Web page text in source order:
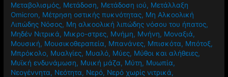
Μεταβολισμός, Μετάδοση, Μετάδοση ιού, Μετάλλαξη
Omicron, Μέτρηση οστικής πυκνότητας, Μη Αλκοολική
Λιπώδης Νόσος, Μη αλκοολική λιπώδης νόσου του ήπατος,
Μηδέν Νιτρικά, Μικρο-στρες, Μνήμη, Μνήνη, Μοναξιά,
Μουσική, Μουσικοθεραπεία, Μπανάνες, Μπισκότα, Μπότοξ,
Μπρόκολο, Μυαλγίες, Μυαλό, Μύες, Μύθοι και αλήθειες,
Μυϊκή ενδυνάμωση, Μυική μάζα, Μύτη, Μυωπία,
Νεογέννητα, Νεότητα, Νερό, Νερό χωρίς νιτρικά,